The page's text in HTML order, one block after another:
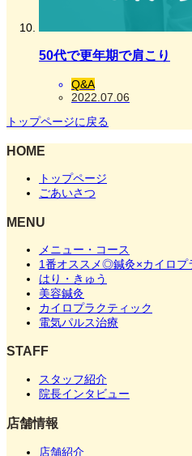
50代で更年期で肩こり
Q&A
2022.07.06
トップページに戻る
HOME
トップページ
ごあいさつ
MENU
メニュー・コース
1番オススメ◎鍼灸×カイロプ
はり・きゅう
美容鍼灸
カイロプラクティック
電気パルス治療
STAFF
スタッフ紹介
院長インタビュー
店舗情報
店舗紹介